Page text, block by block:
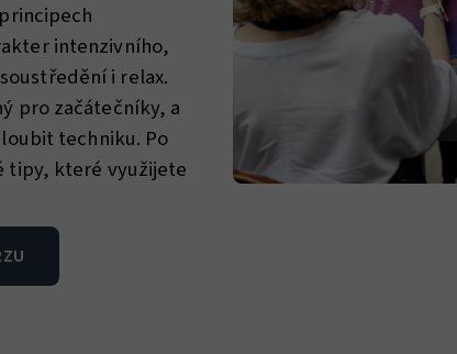
intenzivního,
i relax.
pro začátečníky, a
techniku. Po
tipy, které využijete